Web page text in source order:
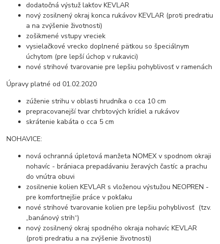
dodatočná výstuž lakťov KEVLAR
nový zosilnený okraj konca rukávov KEVLAR (proti predratiu
a na zvýšenie životnosti)
zošikmené vstupy vreciek
vysielačkové vrecko doplnené pätkou so špeciálnym
úchytom (pre lepší úchop v rukavici)
nové strihové tvarovanie pre lepšiu pohyblivosť v ramenách
Úpravy platné od 01.02.2020
zúženie strihu v oblasti hrudníka o cca 10 cm
prepracovanejší tvar chrbtových krídiel a rukávov
skrátenie kabáta o cca 5 cm
NOHAVICE:
nová ochranná úpletová manžeta NOMEX v spodnom okraji
nohavíc - brániaca prepadávaniu žeravých častíc a prachu
do vnútra obuvi
zosilnenie kolien KEVLAR s vloženou výstužou NEOPREN -
pre komfortnejšie práce v pokľaku
nové strihové tvarovanie kolien pre lepšiu pohyblivosť (tzv.
„banánový strih“)
nový zosilnený okraj spodného okraja nohavíc KEVLAR
(proti predratiu a na zvýšenie životnosti)